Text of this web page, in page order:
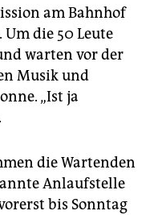
am Bahnhof
die 50 Leute
warten vor der
Musik und
„Ist ja
die Wartenden
Anlaufstelle
bis Sonntag